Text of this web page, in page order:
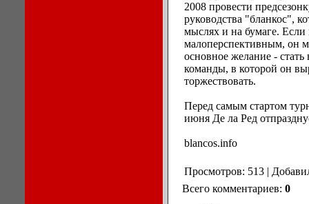
2008 провести
руководства "бланкос",
мыслях и на бумаге.
малоперспективным, он
основное желание -
команды, в которой он
торжествовать.
Перед самым стартом
июня Де ла Ред
blancos.info
Просмотров: 513 |
Всего комментариев: 0